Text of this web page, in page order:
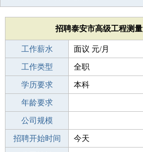
招聘泰安市高级工程测
工作薪水 面议 元/月
招聘人数 1人
工作类型 全职
性别要求 -
学历要求 本科
工作经验
年龄要求
工作地点
公司规模
公司电话
招聘开始时间 今天